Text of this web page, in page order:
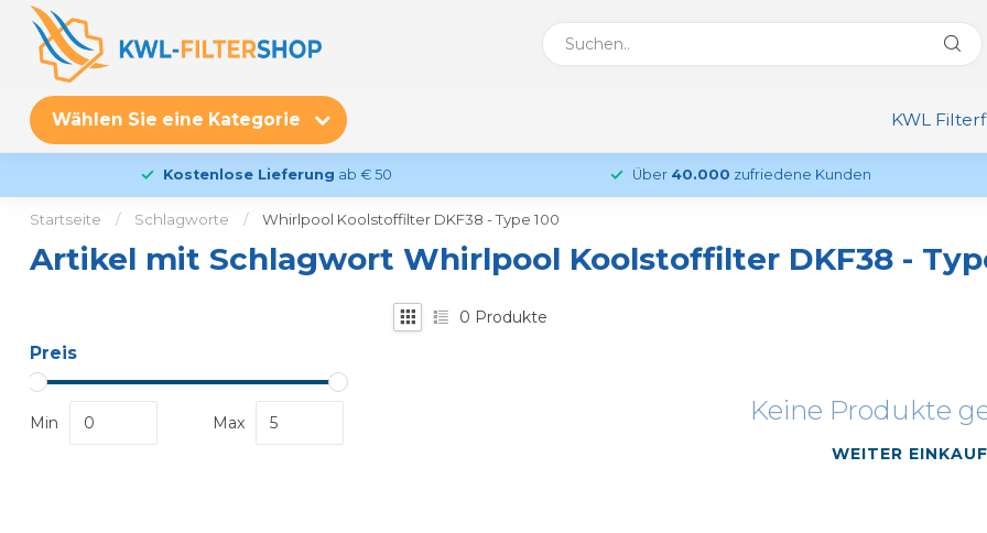
Wählen Sie eine Kategorie KWL
Kostenlose Lieferung ab € 50 Über 40.000 zufriedene Kunden
Startseite / Schlagworte / Whirlpool Koolstoffilter DKF38 - Type 100
Artikel mit Schlagwort Whirlpool Koolstoffilter DKF38 -
Preis
Min Max
0 Produkte
Keine Produkte
WEITER